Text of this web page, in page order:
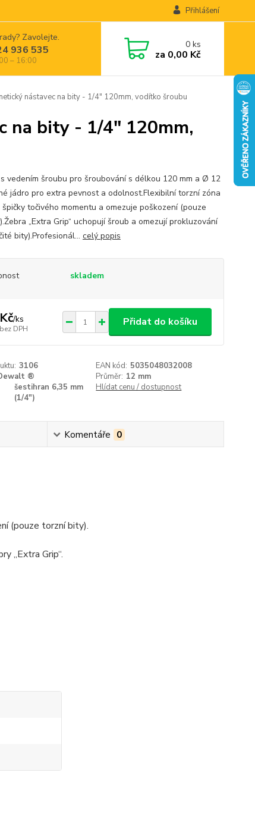
Přihlášení
Zavolejte.
936 535
– 16:00
0ks
za 0,00 Kč
nástavec na bity - 1/4" 120mm, vodítko šroubu
na bity - 1/4" 120mm,
vedením šroubu pro šroubování s délkou 120 mm a Ø 12
jádro pro extra pevnost a odolnost.Flexibilní torzní zóna
točivého momentu a omezuje poškození (pouze
„Extra Grip“ uchopují šroub a omezují prokluzování
bity).Profesionál... celý popis
skladem
/ks
bez DPH
Přidat do košíku
3106 EAN kód: 5035048032008
® Průměr: 12 mm
šestihran 6,35 mm
(1/4")
Hlídat cenu / dostupnost
Komentáře 0
(pouze torzní bity).
„Extra Grip“.